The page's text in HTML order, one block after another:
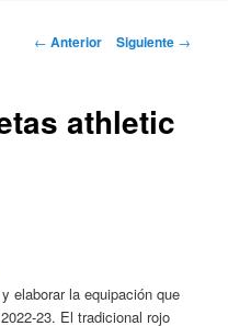
Navegación
← Anterior Siguiente →
athletic
elaborar la equipación que
23. El tradicional rojo